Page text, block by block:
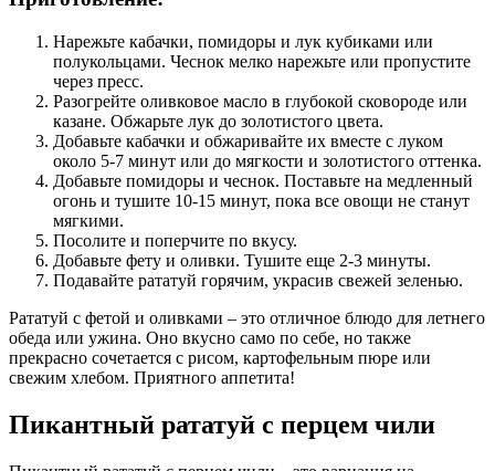
Нарежьте кабачки, помидоры и лук кубиками или
полукольцами. Чеснок мелко нарежьте или пропустите
через пресс.
Разогрейте оливковое масло в глубокой сковороде или
казане. Обжарьте лук до золотистого цвета.
Добавьте кабачки и обжаривайте их вместе с луком
около 5-7 минут или до мягкости и золотистого оттенка.
Добавьте помидоры и чеснок. Поставьте на медленный
огонь и тушите 10-15 минут, пока все овощи не станут
мягкими.
Посолите и поперчите по вкусу.
Добавьте фету и оливки. Тушите еще 2-3 минуты.
Подавайте рататуй горячим, украсив свежей зеленью.
Рататуй с фетой и оливками – это отличное блюдо для летнего
обеда или ужина. Оно вкусно само по себе, но также
прекрасно сочетается с рисом, картофельным пюре или
свежим хлебом. Приятного аппетита!
Пикантный рататуй с перцем чили